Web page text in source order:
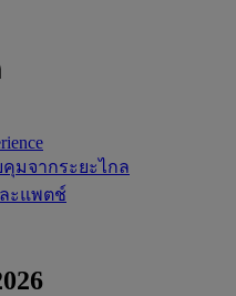
มจากระยะไกล
ะแพตช์